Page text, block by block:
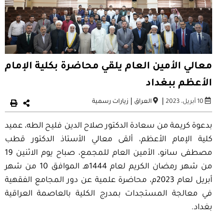
معالي الأمين العام يلقي محاضرة بكلية الإمام
الأعظم ببغداد
10 أبريل، 2023 | العراق زيارات رسمية
بدعوة كريمة من سعادة الدكتور صلاح الدين فليح الطه، عميد
كلية الإمام الأعظم، ألقى معالي الأستاذ الدكتور قطب
مصطفى سانو، الأمين العام للمجمع، صباح يوم الاثنين 19
من شهر رمضان الكريم لعام 1444هـ الموافق 10 من شهر
أبريل لعام 2023م، محاضرة علمية عن دور المجامع الفقهية
في معالجة المستجدات بمدرج الكلية بالعاصمة العراقية
بغداد.